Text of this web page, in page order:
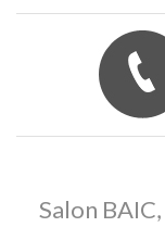
Salon